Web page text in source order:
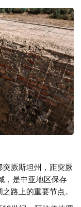
厥斯坦州，距突厥
，是中亚地区保存
路上的重要节点。